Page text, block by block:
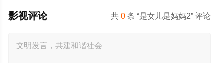
共0 条 “是女儿是妈妈2” 评论
影视评论